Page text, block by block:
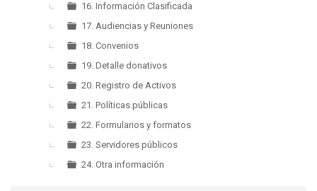
16. Información Clasificada
17. Audiencias y Reuniones
18. Convenios
19. Detalle donativos
20. Registro de Activos
21. Políticas públicas
22. Formularios y formatos
23. Servidores públicos
24. Otra información